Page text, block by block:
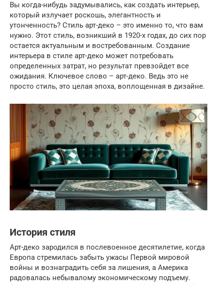
Вы когда-нибудь задумывались, как создать интерьер,
который излучает роскошь, элегантность и
утонченность? Стиль арт-деко – это именно то, что вам
нужно. Этот стиль, возникший в 1920-х годах, до сих пор
остается актуальным и востребованным. Создание
интерьера в стиле арт-деко может потребовать
определенных затрат, но результат превзойдет все
ожидания. Ключевое слово – арт-деко. Ведь это не
просто стиль, это целая эпоха, воплощенная в дизайне.
История стиля
Арт-деко зародился в послевоенное десятилетие, когда
Европа стремилась забыть ужасы Первой мировой
войны и вознаградить себя за лишения, а Америка
радовалась небывалому экономическому подъему.